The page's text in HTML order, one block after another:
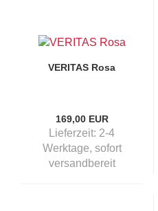
VERITAS Rosa
169,00 EUR
Lieferzeit: 2-4
Werktage, sofort
versandbereit